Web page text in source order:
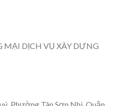
DỊCH VỤ XÂY DỰNG